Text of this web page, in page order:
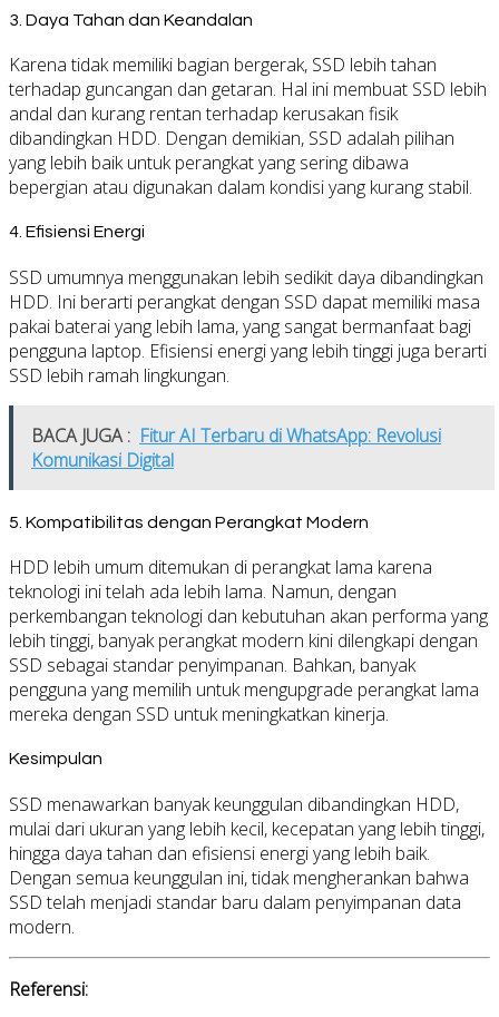
3. Daya Tahan dan Keandalan
Karena tidak memiliki bagian bergerak, SSD lebih tahan
terhadap guncangan dan getaran. Hal ini membuat SSD lebih
andal dan kurang rentan terhadap kerusakan fisik
dibandingkan HDD. Dengan demikian, SSD adalah pilihan
yang lebih baik untuk perangkat yang sering dibawa
bepergian atau digunakan dalam kondisi yang kurang stabil.
4. Efisiensi Energi
SSD umumnya menggunakan lebih sedikit daya dibandingkan
HDD. Ini berarti perangkat dengan SSD dapat memiliki masa
pakai baterai yang lebih lama, yang sangat bermanfaat bagi
pengguna laptop. Efisiensi energi yang lebih tinggi juga berarti
SSD lebih ramah lingkungan.
BACA JUGA : Fitur AI Terbaru di WhatsApp: Revolusi
Komunikasi Digital
5. Kompatibilitas dengan Perangkat Modern
HDD lebih umum ditemukan di perangkat lama karena
teknologi ini telah ada lebih lama. Namun, dengan
perkembangan teknologi dan kebutuhan akan performa yang
lebih tinggi, banyak perangkat modern kini dilengkapi dengan
SSD sebagai standar penyimpanan. Bahkan, banyak
pengguna yang memilih untuk mengupgrade perangkat lama
mereka dengan SSD untuk meningkatkan kinerja.
Kesimpulan
SSD menawarkan banyak keunggulan dibandingkan HDD,
mulai dari ukuran yang lebih kecil, kecepatan yang lebih tinggi,
hingga daya tahan dan efisiensi energi yang lebih baik.
Dengan semua keunggulan ini, tidak mengherankan bahwa
SSD telah menjadi standar baru dalam penyimpanan data
modern.
Referensi: